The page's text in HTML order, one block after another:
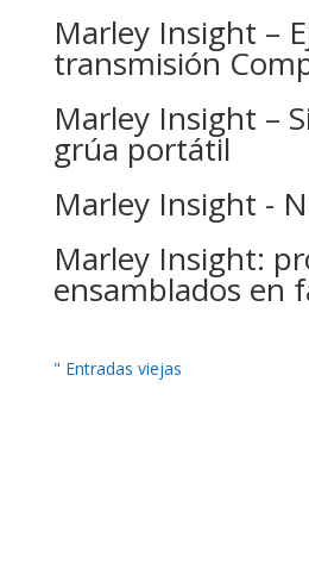
Marley Insight –
transmisión
Marley Insight –
grúa portátil
Marley Insight -
Marley Insight:
ensamblados en
" Entradas viejas